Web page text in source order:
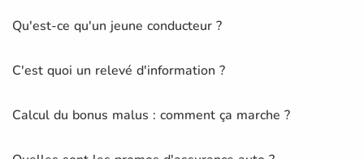
Qu'est-ce qu'un jeune conducteur ?
C'est quoi un relevé d'information ?
Calcul du bonus malus : comment ça marche ?